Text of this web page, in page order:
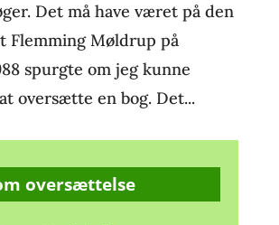
Det må have været på den
Flemming Møldrup på
spurgte om jeg kunne
oversætte en bog. Det...
oversættelse